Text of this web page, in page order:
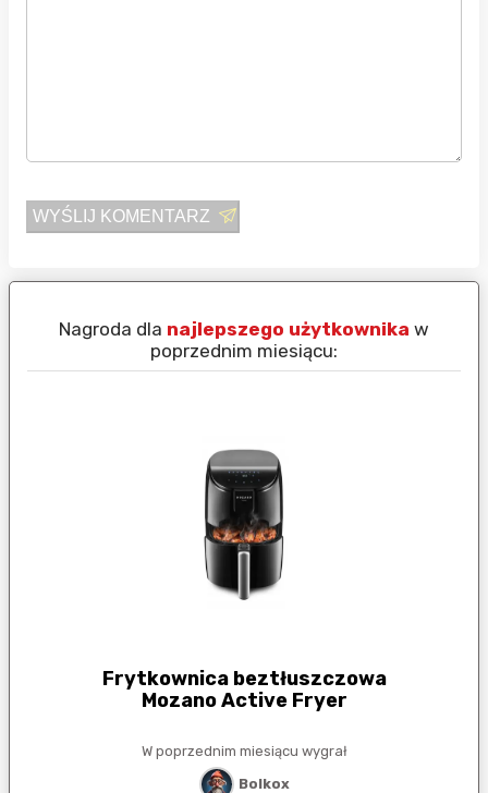
WYŚLIJ KOMENTARZ
Nagroda dla najlepszego użytkownika w
poprzednim miesiącu:
Frytkownica beztłuszczowa
Mozano Active Fryer
W poprzednim miesiącu wygrał
Bolkox